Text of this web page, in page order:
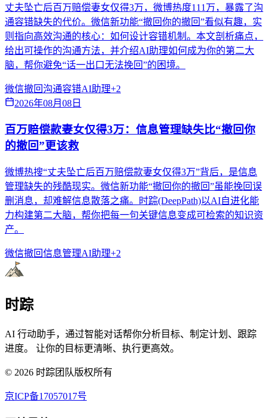
丈夫坠亡后百万赔偿妻女仅得3万，微博热度111万，暴露了沟
通容错缺失的代价。微信新功能“撤回你的撤回”看似有趣，实
则指向高效沟通的核心：如何设计容错机制。本文剖析痛点，
给出可操作的沟通方法，并介绍AI助理如何成为你的第二大
脑，帮你避免“话一出口无法挽回”的困境。
微信撤回沟通容错AI助理+2
2026年08月08日
百万赔偿款妻女仅得3万：信息管理缺失比“撤回你
的撤回”更该救
微博热搜“丈夫坠亡后百万赔偿款妻女仅得3万”背后，是信息
管理缺失的残酷现实。微信新功能“撤回你的撤回”虽能挽回误
删消息，却难解信息散落之痛。时踪(DeepPath)以AI自进化能
力构建第二大脑，帮你把每一句关键信息变成可检索的知识资
产。
微信撤回信息管理AI助理+2
时踪
AI 行动助手，通过智能对话帮你分析目标、制定计划、跟踪
进度。 让你的目标更清晰、执行更高效。
© 2026 时踪团队版权所有
京ICP备17057017号